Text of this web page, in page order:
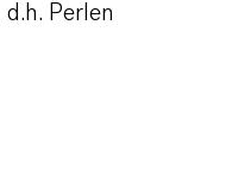
Perlen